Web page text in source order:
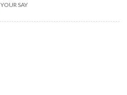
YOUR SAY